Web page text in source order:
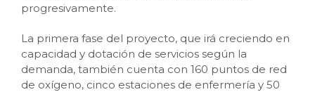
progresivamente.
La primera fase del proyecto, que irá creciendo en
capacidad y dotación de servicios según la
demanda, también cuenta con 160 puntos de red
de oxígeno, cinco estaciones de enfermería y 50